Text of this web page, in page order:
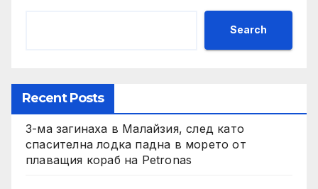
Search
Recent Posts
3-ма загинаха в Малайзия, след като
спасителна лодка падна в морето от
плаващия кораб на Petronas